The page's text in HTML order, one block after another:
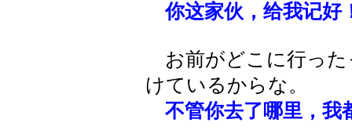
你这家伙，给我记好
お前がどこに行った
けているからな。
不管你去了哪里，我